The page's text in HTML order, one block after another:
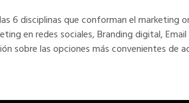
6 disciplinas que conforman el marketing
en redes sociales, Branding digital,
sobre las opciones más convenientes de